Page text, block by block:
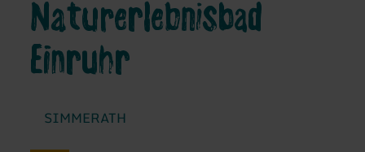
Naturerlebnisbad
Einruhr
SIMMERATH